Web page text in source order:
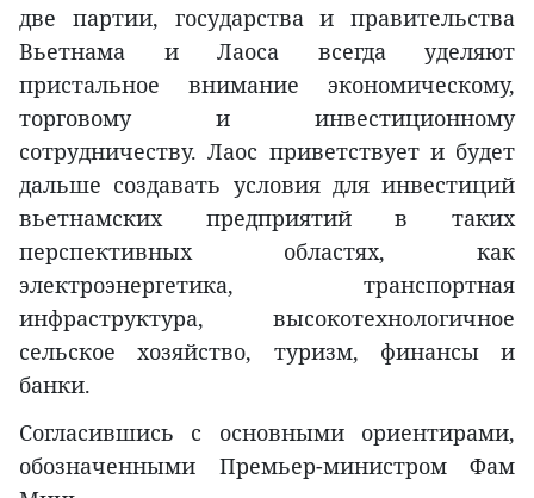
две партии, государства и правительства
Вьетнама и Лаоса всегда уделяют
пристальное внимание экономическому,
торговому и инвестиционному
сотрудничеству. Лаос приветствует и будет
дальше создавать условия для инвестиций
вьетнамских предприятий в таких
перспективных областях, как
электроэнергетика, транспортная
инфраструктура, высокотехнологичное
сельское хозяйство, туризм, финансы и
банки.
Согласившись с основными ориентирами,
обозначенными Премьер-министром Фам